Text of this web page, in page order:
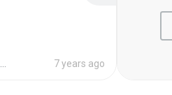
7 years ago